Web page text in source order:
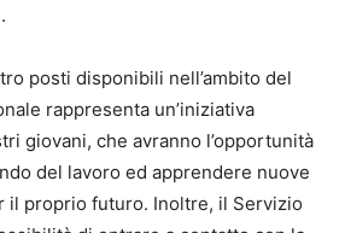
posti disponibili nell’ambito del
rappresenta un’iniziativa
giovani, che avranno l’opportunità
del lavoro ed apprendere nuove
il proprio futuro. Inoltre, il Servizio